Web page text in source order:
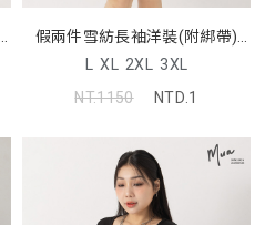
假兩件雪紡長袖洋裝(附綁帶)
MISS
L XL 2XL 3XL
NT.1150
NTD.1